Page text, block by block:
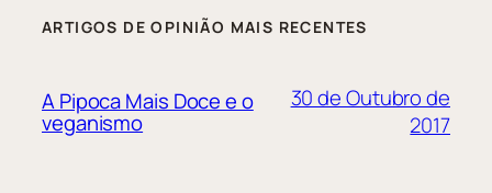
ARTIGOS DE OPINIÃO MAIS RECENTES
A Pipoca Mais Doce e o
veganismo
30 de Outubro de
2017